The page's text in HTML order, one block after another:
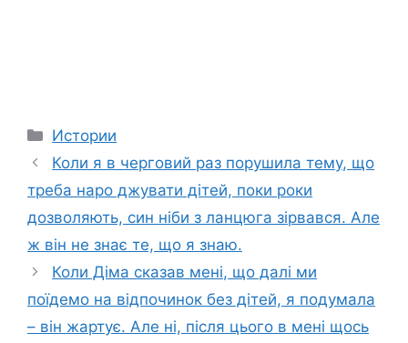
Categories
Истории
Коли я в черговий раз порушила тему, що
треба наро джувати дітей, поки роки
дозволяють, син ніби з ланцюга зірвався. Але
ж він не знає те, що я знаю.
Коли Діма сказав мені, що далі ми
поїдемо на відпочинок без дітей, я подумала
– він жартує. Але ні, після цього в мені щось